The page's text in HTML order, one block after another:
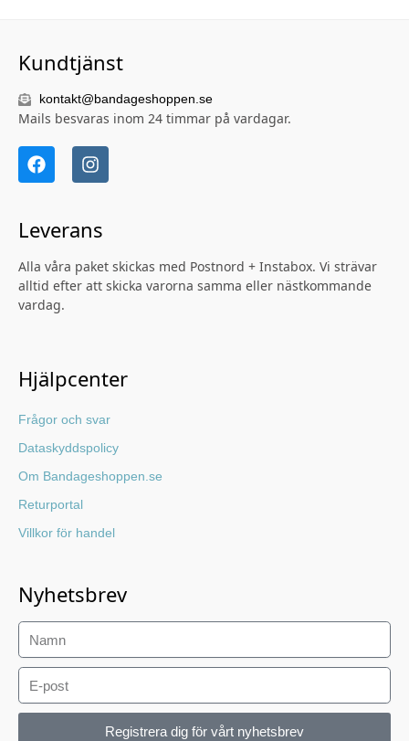
Kundtjänst
kontakt@bandageshoppen.se
Mails besvaras inom 24 timmar på vardagar.
Leverans
Alla våra paket skickas med Postnord + Instabox. Vi strävar
alltid efter att skicka varorna samma eller nästkommande
vardag.
Hjälpcenter
Frågor och svar
Dataskyddspolicy
Om Bandageshoppen.se
Returportal
Villkor för handel
Nyhetsbrev
Registrera dig för vårt nyhetsbrev